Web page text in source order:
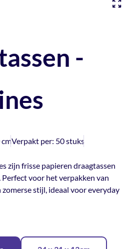
-
cmVerpakt per: 50 stuks
zijn frisse papieren draagtassen
voor het verpakken van
zomerse stijl, ideaal voor everyday